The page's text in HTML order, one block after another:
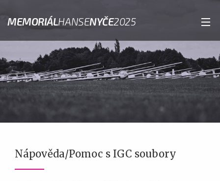
MEMORIÁLHANSENYČE2025
Nápověda/Pomoc s IGC soubory